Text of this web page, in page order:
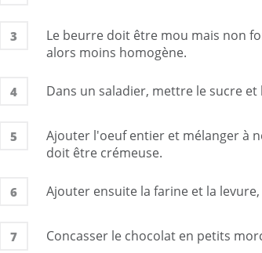
3
Le beurre doit être mou mais non
alors moins homogène.
4 Dans un saladier, mettre le sucre
5
Ajouter l'oeuf entier et mélanger à
doit être crémeuse.
6 Ajouter ensuite la farine et la
7 Concasser le chocolat en petits